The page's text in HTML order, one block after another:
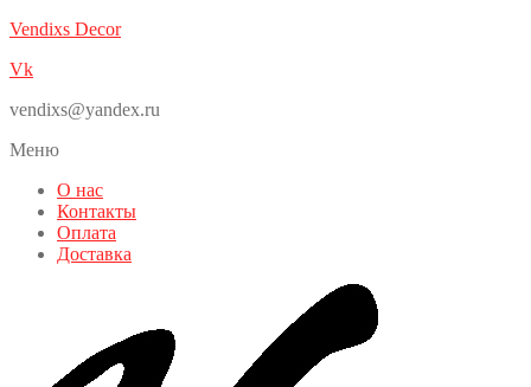
Vendixs Decor
Vk
vendixs@yandex.ru
Меню
О нас
Контакты
Оплата
Доставка